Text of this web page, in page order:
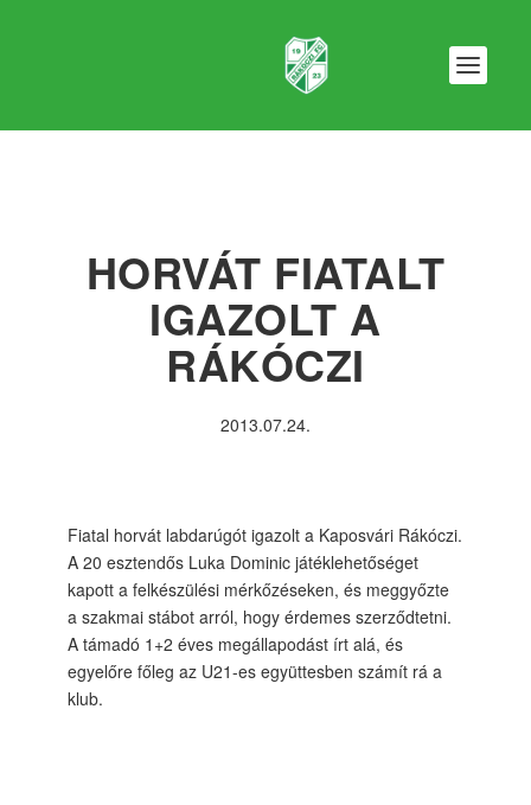
HORVÁT FIATALT
IGAZOLT A
RÁKÓCZI
2013.07.24.
Fiatal horvát labdarúgót igazolt a Kaposvári Rákóczi.
A 20 esztendős Luka Dominic játéklehetőséget
kapott a felkészülési mérkőzéseken, és meggyőzte
a szakmai stábot arról, hogy érdemes szerződtetni.
A támadó 1+2 éves megállapodást írt alá, és
egyelőre főleg az U21-es együttesben számít rá a
klub.